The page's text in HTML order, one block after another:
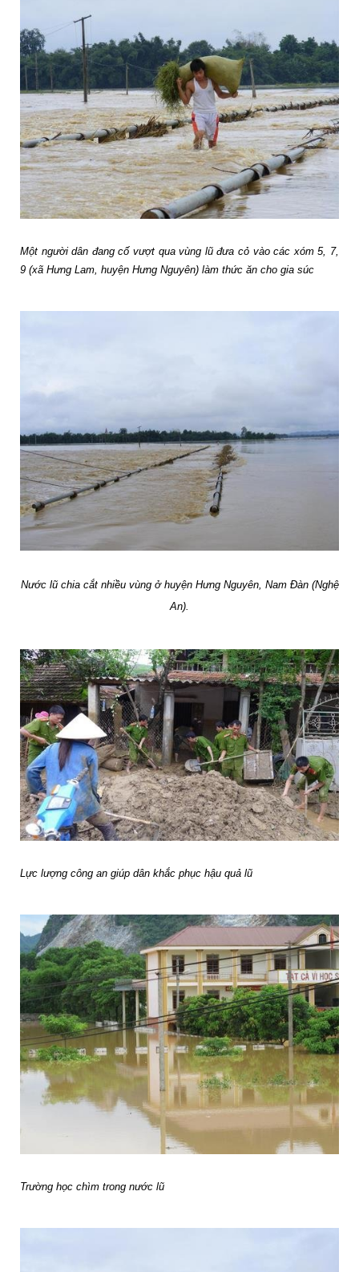
Một người dân đang cố vượt qua vùng lũ đưa cỏ vào các xóm 5, 7,
9 (xã Hưng Lam, huyện Hưng Nguyên) làm thức ăn cho gia súc
Nước lũ chia cắt nhiều vùng ở huyện Hưng Nguyên, Nam Đàn (Nghệ
An).
Lực lượng công an giúp dân khắc phục hậu quả lũ
Trường học chìm trong nước lũ